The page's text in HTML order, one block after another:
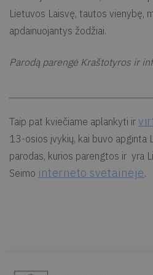
Lietuvos Laisvę, tautos vienybę,
apdainuojantys žodžiai.
Parodą parengė Kraštotyros ir
Taip pat kviečiame aplankyti ir
13-osios įvykių, kai buvo apginta
parodas, kurios parengtos ir yra
Seimo interneto svetainėje.